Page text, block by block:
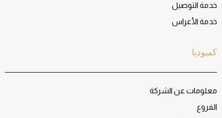
كمبوديا
معلومات عن الشركة
الفروع
خدمة التوصيل
خدمة الأعراس